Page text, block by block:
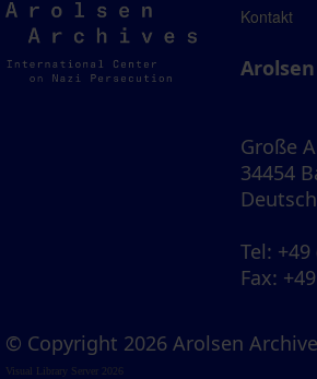
Arolsen
Archives
Kontakt
Große
34454
Tel: +49
Fax:
© Copyright 2026 Arolsen
Visual Library Server 2026